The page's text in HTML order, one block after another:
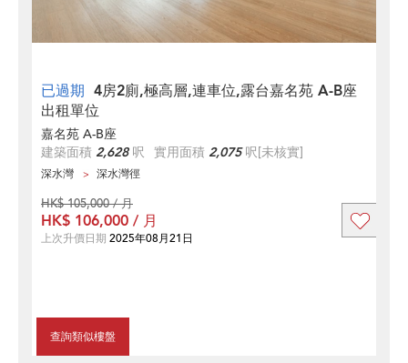
已過期 4房2廁,極高層,連車位,露台嘉名苑 A-B座
出租單位
嘉名苑 A-B座
建築面積 2,628呎 實用面積 2,075呎[未核實]
深水灣 深水灣徑
查詢類似樓盤
HK$ 105,000 / 月
HK$ 106,000 / 月
上次升價日期 2025年08月21日